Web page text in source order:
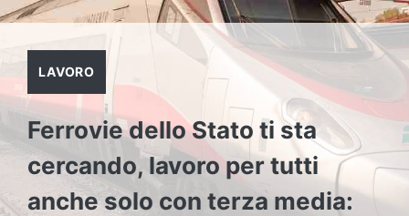
LAVORO
Ferrovie dello Stato ti sta
cercando, lavoro per tutti
anche solo con terza media: